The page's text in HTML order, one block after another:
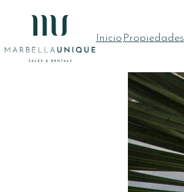
contenido
Inicio Propiedades